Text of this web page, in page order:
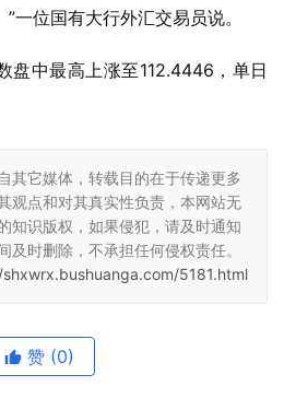
一位国有大行外汇交易员说。
盘中最高上涨至112.4446，单日
其它媒体，转载目的在于传递更多
观点和对其真实性负责，本网站无
知识版权，如果侵犯，请及时通知
及时删除，不承担任何侵权责任。
5181.html
赞 (0)